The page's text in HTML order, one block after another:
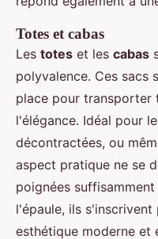
Totes et cabas
Les totes et les cabas
polyvalence. Ces sacs
place pour transporter
l'élégance. Idéal pour
décontractées, ou
aspect pratique ne se
poignées
l'épaule, ils
esthétique moderne et